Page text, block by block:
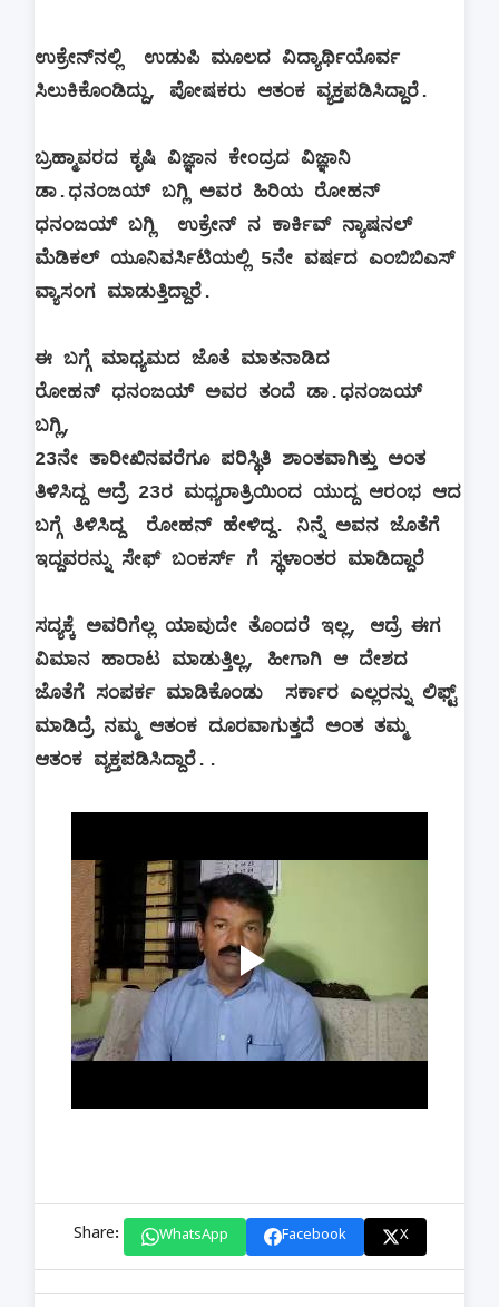
ಉಕ್ರೇನ್‌ನಲ್ಲಿ ಉಡುಪಿ ಮೂಲದ ವಿದ್ಯಾರ್ಥಿಯೊರ್ವ
ಸಿಲುಕಿಕೊಂಡಿದ್ದು, ಪೋಷಕರು ಆತಂಕ ವ್ಯಕ್ತಪಡಿಸಿದ್ದಾರೆ.
ಬ್ರಹ್ಮಾವರದ ಕೃಷಿ ವಿಜ್ಞಾನ ಕೇಂದ್ರದ ವಿಜ್ಞಾನಿ
ಡಾ.ಧನಂಜಯ್ ಬಗ್ಲಿ ಅವರ ಹಿರಿಯ ರೋಹನ್
ಧನಂಜಯ್ ಬಗ್ಲಿ ಉಕ್ರೇನ್‌ ನ ಕಾರ್ಕಿವ್ ನ್ಯಾಷನಲ್
ಮೆಡಿಕಲ್ ಯೂನಿವರ್ಸಿಟಿಯಲ್ಲಿ 5ನೇ ವರ್ಷದ ಎಂಬಿಬಿಎಸ್
ವ್ಯಾಸಂಗ ಮಾಡುತ್ತಿದ್ದಾರೆ.
ಈ ಬಗ್ಗೆ ಮಾಧ್ಯಮದ ಜೊತೆ ಮಾತನಾಡಿದ
ರೋಹನ್ ಧನಂಜಯ್ ಅವರ ತಂದೆ ಡಾ.ಧನಂಜಯ್
ಬಗ್ಲಿ,
23ನೇ ತಾರೀಖಿನವರೆಗೂ ಪರಿಸ್ಥಿತಿ ಶಾಂತವಾಗಿತ್ತು ಅಂತ
ತಿಳಿಸಿದ್ದ ಆದ್ರೆ 23ರ ಮಧ್ಯರಾತ್ರಿಯಿಂದ ಯುದ್ದ ಆರಂಭ ಆದ
ಬಗ್ಗೆ ತಿಳಿಸಿದ್ದ ರೋಹನ್ ಹೇಳಿದ್ದ. ನಿನ್ನೆ ಅವನ ಜೊತೆಗೆ
ಇದ್ದವರನ್ನು ಸೇಫ್ ಬಂಕರ್ಸ್ ಗೆ ಸ್ಥಳಾಂತರ ಮಾಡಿದ್ದಾರೆ
ಸದ್ಯಕ್ಕೆ ಅವರಿಗೆಲ್ಲ ಯಾವುದೇ ತೊಂದರೆ ಇಲ್ಲ, ಆದ್ರೆ ಈಗ
ವಿಮಾನ ಹಾರಾಟ ಮಾಡುತ್ತಿಲ್ಲ, ಹೀಗಾಗಿ ಆ ದೇಶದ
ಜೊತೆಗೆ ಸಂಪರ್ಕ ಮಾಡಿಕೊಂಡು ಸರ್ಕಾರ ಎಲ್ಲರನ್ನು ಲಿಫ್ಟ್
ಮಾಡಿದ್ರೆ ನಮ್ಮ ಆತಂಕ ದೂರವಾಗುತ್ತದೆ ಅಂತ ತಮ್ಮ
ಆತಂಕ ವ್ಯಕ್ತಪಡಿಸಿದ್ದಾರೆ..
Share: WhatsApp Facebook X